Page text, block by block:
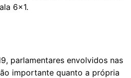
6x1.
parlamentares envolvidos nas
importante quanto a própria